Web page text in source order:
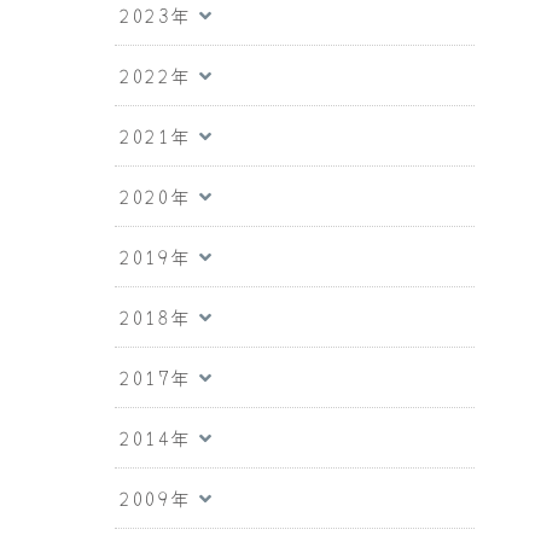
2023年
2022年
2021年
2020年
2019年
2018年
2017年
2014年
2009年